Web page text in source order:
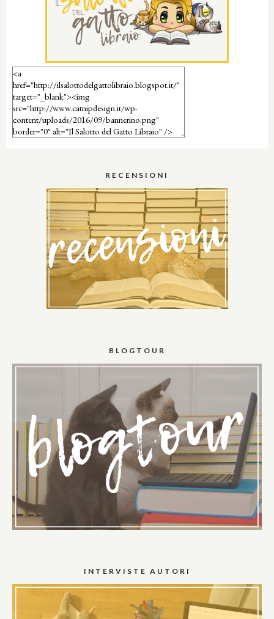
RECENSIONI
BLOGTOUR
INTERVISTE AUTORI